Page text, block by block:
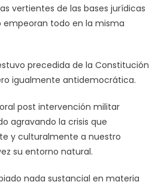
vertientes de las bases jurídicas
empeoran todo en la misma
precedida de la Constitución
igualmente antidemocrática.
post intervención militar
agravando la crisis que
y culturalmente a nuestro
su entorno natural.
nada sustancial en materia